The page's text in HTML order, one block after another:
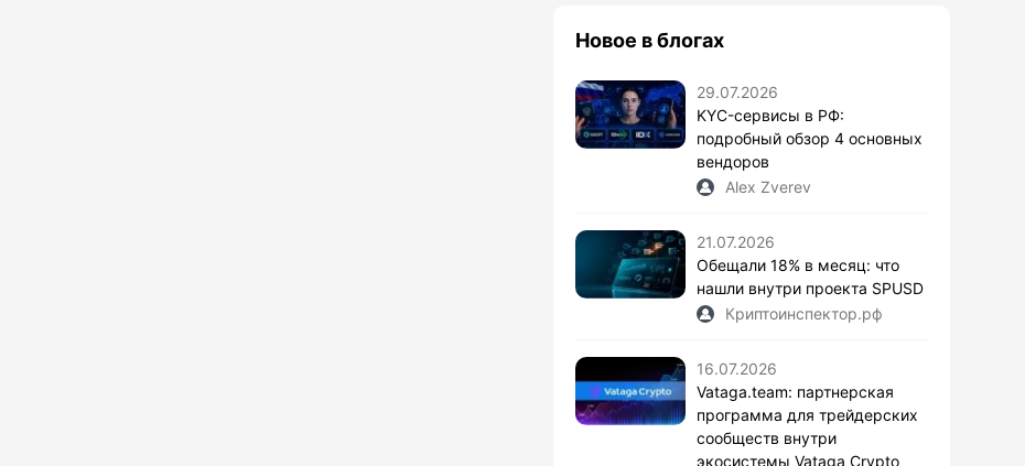
Новое в блогах
29.07.2026
KYC-сервисы в РФ:
подробный обзор 4 основных
вендоров
Alex Zverev
21.07.2026
Обещали 18% в месяц: что
нашли внутри проекта SPUSD
Криптоинспектор.рф
16.07.2026
Vataga.team: партнерская
программа для трейдерских
сообществ внутри
экосистемы Vataga Crypto